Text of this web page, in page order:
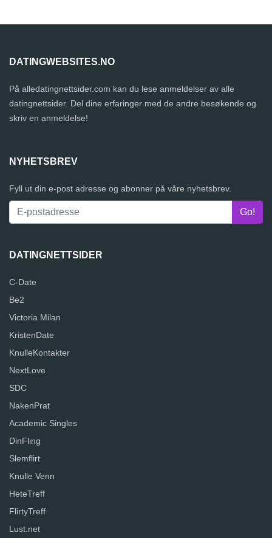
DATINGWEBSITES.NO
På alledatingnettsider.com kan du lese anmeldelser av alle
datingnettsider. Del dine erfaringer med de andre besøkende og
skriv en anmeldelse!
NYHETSBREV
Fyll ut din e-post adresse og abonner på våre nyhetsbrev.
DATINGNETTSIDER
C-Date
Be2
Victoria Milan
KristenDate
KnulleKontakter
NextLove
SDC
NakenPrat
Academic Singles
DinFling
Slemflirt
Knulle Venn
HeteTreff
FlirtyTreff
Lust.net